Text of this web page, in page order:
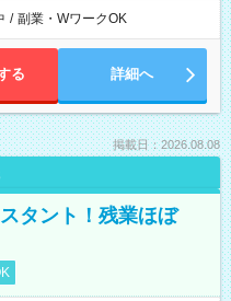
/ 副業・WワークOK
る 詳細へ
掲載日：2026.08.08
タント！残業ほぼ